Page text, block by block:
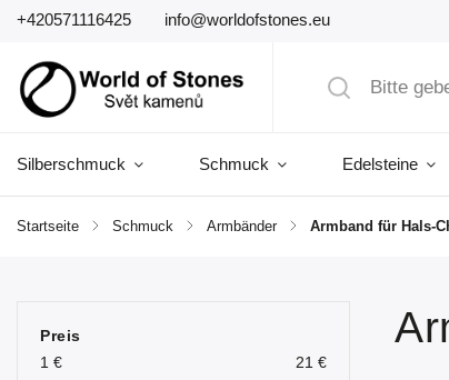
+420571116425 info@worldofstones.eu
Silberschmuck Schmuck Edelsteine
Startseite / Schmuck / Armbänder / Armband für Hals-
Preis
1 € 21 €